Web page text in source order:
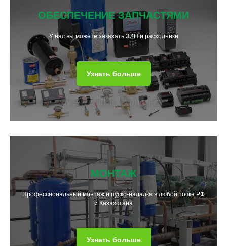
ОБЕСПЕЧЕНИЕ ЗАПЧАСТЯМИ
У нас вы можете заказать ЗИП и расходники
Узнать больше
МОНТАЖ
Профессиональный монтаж и пуско-наладка в любой точке РФ
и Казахстана
Узнать больше